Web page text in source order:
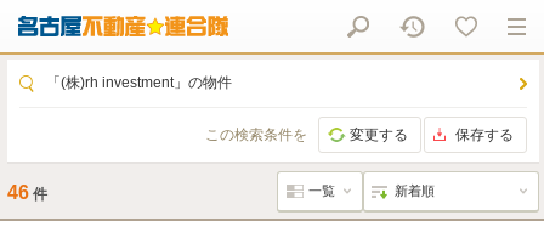
「(株)rh investment」の物件
この検索条件を 変更する 保存する
46 件